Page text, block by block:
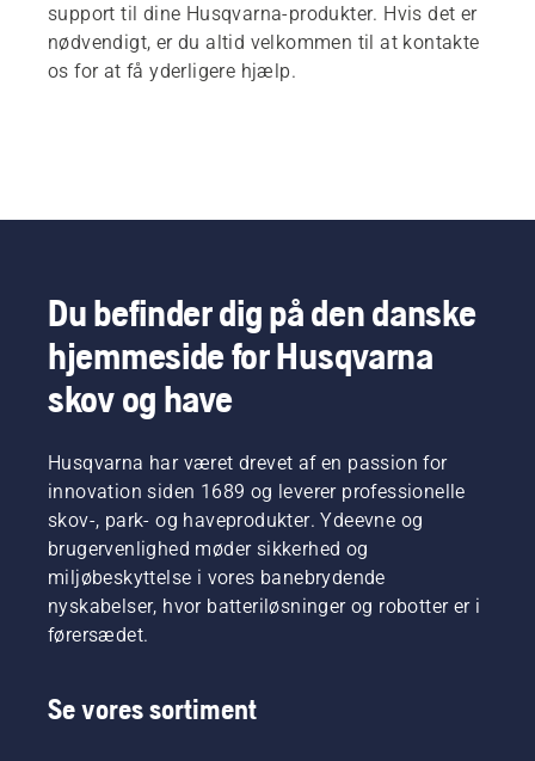
support til dine Husqvarna-produkter. Hvis det er
nødvendigt, er du altid velkommen til at kontakte
os for at få yderligere hjælp.
Du befinder dig på den danske
hjemmeside for Husqvarna
skov og have
Husqvarna har været drevet af en passion for
innovation siden 1689 og leverer professionelle
skov-, park- og haveprodukter. Ydeevne og
brugervenlighed møder sikkerhed og
miljøbeskyttelse i vores banebrydende
nyskabelser, hvor batteriløsninger og robotter er i
førersædet.
Se vores sortiment